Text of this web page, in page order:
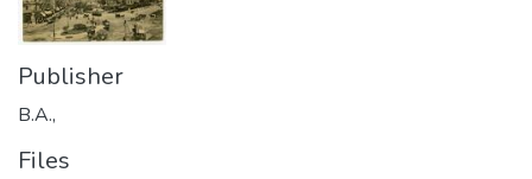
Publisher
B.A.,
Files